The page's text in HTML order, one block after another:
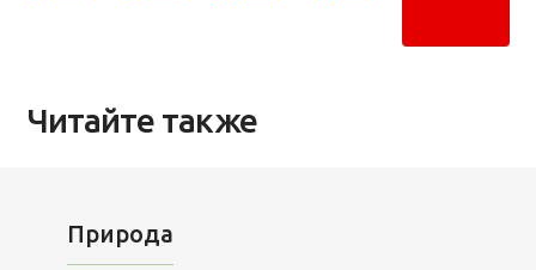
Читайте также
Природа